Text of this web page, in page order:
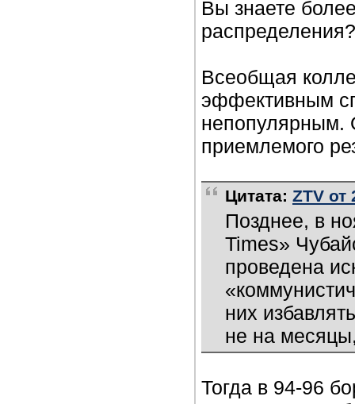
Вы знаете
Всеобщая
эффективным
непопулярным.
приемлемого
Цитата: ZTV от
Позднее, в
Times»
проведена
них
не на
Тогда в 94-96